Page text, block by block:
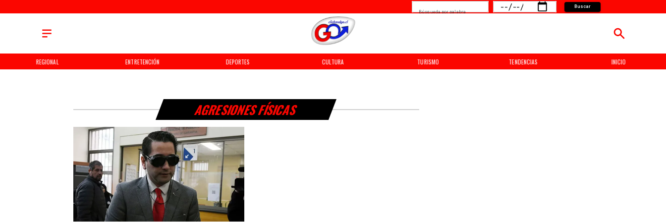
REGIONAL ENTRETENCIÓN DEPORTES CULTURA TURISMO TENDENCIAS INICIO
Buscar
Búsqueda por palabra
AGRESIONES FÍSICAS